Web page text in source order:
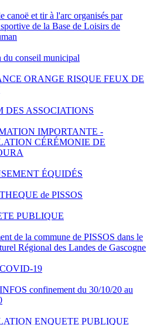
canoë et tir à l'arc organisés par
de la Base de Loisirs de
du conseil municipal
ORANGE RISQUE FEUX DE
DES ASSOCIATIONS
IMPORTANTE -
CÉRÉMONIE DE
ÉQUIDÉS
de PISSOS
PUBLIQUE
de la commune de PISSOS dans le
Régional des Landes de Gascogne
19
confinement du 30/10/20 au
ENQUETE PUBLIQUE